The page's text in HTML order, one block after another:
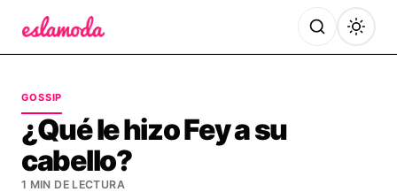
GOSSIP
¿Qué le hizo Fey a su
cabello?
1 MIN DE LECTURA